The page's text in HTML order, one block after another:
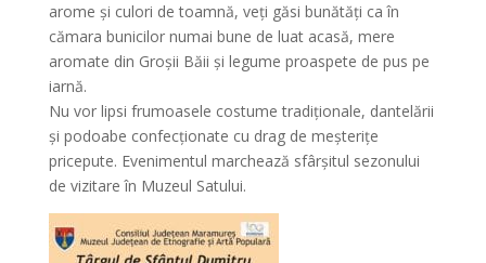
arome și culori de toamnă, veți găsi bunătăți ca în
cămara bunicilor numai bune de luat acasă, mere
aromate din Groșii Băii și legume proaspete de pus pe
iarnă.
Nu vor lipsi frumoasele costume tradiționale, dantelării
și podoabe confecționate cu drag de meșterițe
pricepute. Evenimentul marchează sfârșitul sezonului
de vizitare în Muzeul Satului.